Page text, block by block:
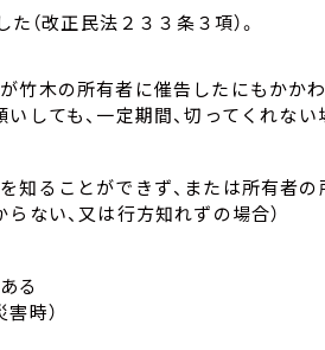
（改正民法２３３条３項）。
竹木の所有者に催告したにもかか
いしても、一定期間、切ってくれない
知ることができず、または所有者
らない、又は行方知れずの場合）
る
時）